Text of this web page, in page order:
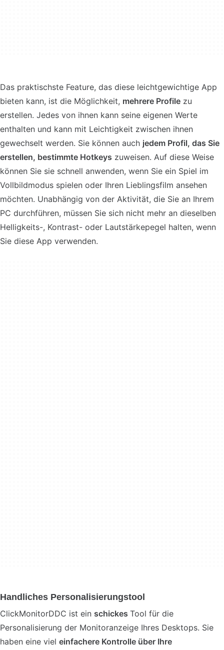
Das praktischste Feature, das diese leichtgewichtige App
bieten kann, ist die Möglichkeit, mehrere Profile zu
erstellen. Jedes von ihnen kann seine eigenen Werte
enthalten und kann mit Leichtigkeit zwischen ihnen
gewechselt werden. Sie können auch jedem Profil, das Sie
erstellen, bestimmte Hotkeys zuweisen. Auf diese Weise
können Sie sie schnell anwenden, wenn Sie ein Spiel im
Vollbildmodus spielen oder Ihren Lieblingsfilm ansehen
möchten. Unabhängig von der Aktivität, die Sie an Ihrem
PC durchführen, müssen Sie sich nicht mehr an dieselben
Helligkeits-, Kontrast- oder Lautstärkepegel halten, wenn
Sie diese App verwenden.
Handliches Personalisierungstool
ClickMonitorDDC ist ein schickes Tool für die
Personalisierung der Monitoranzeige Ihres Desktops. Sie
haben eine viel einfachere Kontrolle über Ihre